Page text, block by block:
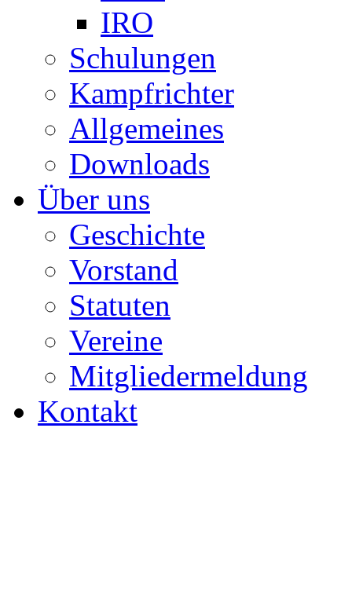
IRO
Schulungen
Kampfrichter
Allgemeines
Downloads
Über uns
Geschichte
Vorstand
Statuten
Vereine
Mitgliedermeldung
Kontakt